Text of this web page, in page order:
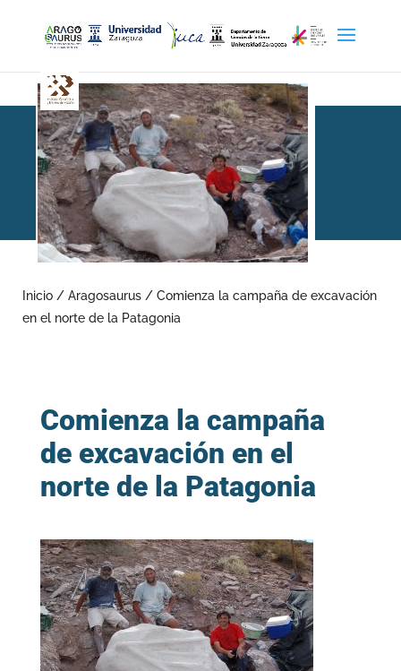
excavación en el norte de
la Patagonia
Inicio / Aragosaurus / Comienza la campaña de excavación
en el norte de la Patagonia
Comienza la campaña
de excavación en el
norte de la Patagonia